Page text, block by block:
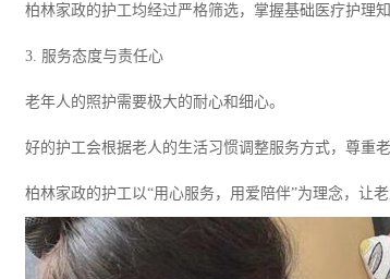
柏林家政的护工均经过严格筛选，掌握基础医疗护理
3. 服务态度与责任心
老年人的照护需要极大的耐心和细心。
好的护工会根据老人的生活习惯调整服务方式，尊重
柏林家政的护工以“用心服务，用爱陪伴”为理念，让